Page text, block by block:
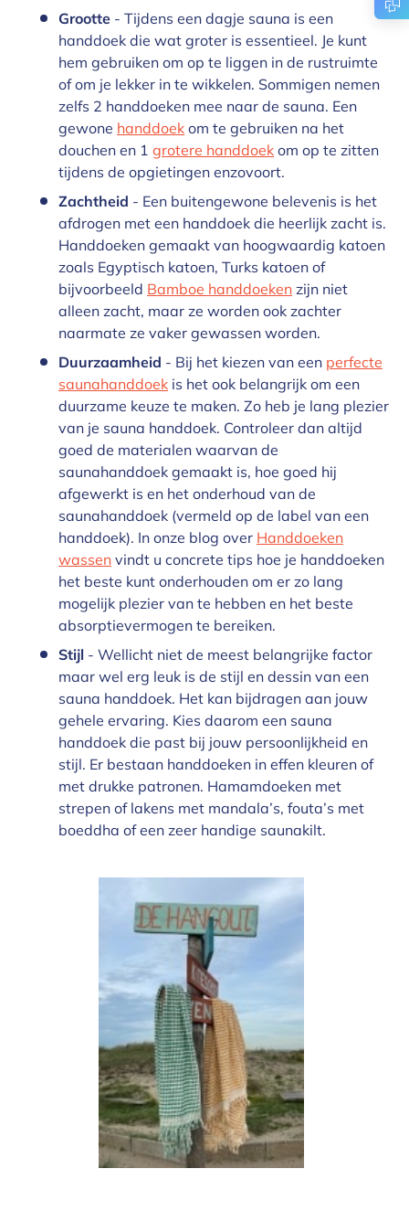
Grootte - Tijdens een dagje sauna is een
handdoek die wat groter is essentieel. Je kunt
hem gebruiken om op te liggen in de rustruimte
of om je lekker in te wikkelen. Sommigen nemen
zelfs 2 handdoeken mee naar de sauna. Een
gewone handdoek om te gebruiken na het
douchen en 1 grotere handdoek om op te zitten
tijdens de opgietingen enzovoort.
Zachtheid - Een buitengewone belevenis is het
afdrogen met een handdoek die heerlijk zacht is.
Handdoeken gemaakt van hoogwaardig katoen
zoals Egyptisch katoen, Turks katoen of
bijvoorbeeld Bamboe handdoeken zijn niet
alleen zacht, maar ze worden ook zachter
naarmate ze vaker gewassen worden.
Duurzaamheid - Bij het kiezen van een perfecte
saunahanddoek is het ook belangrijk om een
duurzame keuze te maken. Zo heb je lang plezier
van je sauna handdoek. Controleer dan altijd
goed de materialen waarvan de
saunahanddoek gemaakt is, hoe goed hij
afgewerkt is en het onderhoud van de
saunahanddoek (vermeld op de label van een
handdoek). In onze blog over Handdoeken
wassen vindt u concrete tips hoe je handdoeken
het beste kunt onderhouden om er zo lang
mogelijk plezier van te hebben en het beste
absorptievermogen te bereiken.
Stijl - Wellicht niet de meest belangrijke factor
maar wel erg leuk is de stijl en dessin van een
sauna handdoek. Het kan bijdragen aan jouw
gehele ervaring. Kies daarom een sauna
handdoek die past bij jouw persoonlijkheid en
stijl. Er bestaan handdoeken in effen kleuren of
met drukke patronen. Hamamdoeken met
strepen of lakens met mandala’s, fouta’s met
boeddha of een zeer handige saunakilt.